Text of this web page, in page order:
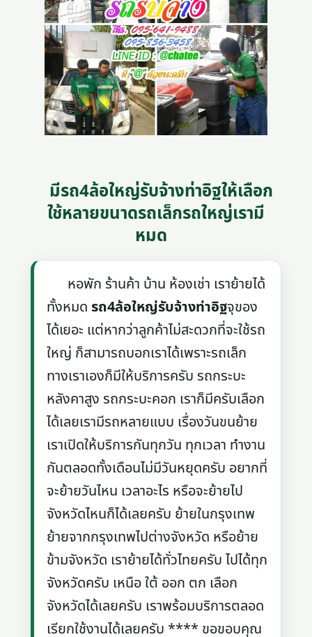
มีรถ4ล้อใหญ่รับจ้างท่าอิฐให้เลือก
ใช้หลายขนาดรถเล็กรถใหญ่เรามี
หมด
หอพัก ร้านค้า บ้าน ห้องเช่า เราย้ายได้
ทั้งหมดรถ4ล้อใหญ่รับจ้างท่าอิฐจุของ
ได้เยอะ แต่หากว่าลูกค้าไม่สะดวกที่จะใช้รถ
ใหญ่ ก็สามารถบอกเราได้เพราะรถเล็ก
ทางเราเองก็มีให้บริการครับ รถกระบะ
หลังคาสูง รถกระบะคอก เราก็มีครับเลือก
ได้เลยเรามีรถหลายแบบ เรื่องวันขนย้าย
เราเปิดให้บริการกันทุกวัน ทุกเวลา ทำงาน
กันตลอดทั้งเดือนไม่มีวันหยุดครับ อยากที่
จะย้ายวันไหน เวลาอะไร หรือจะย้ายไป
จังหวัดไหนก็ได้เลยครับ ย้ายในกรุงเทพ
ย้ายจากกรุงเทพไปต่างจังหวัด หรือย้าย
ข้ามจังหวัด เราย้ายได้ทั่วไทยครับ ไปได้ทุก
จังหวัดครับ เหนือ ใต้ ออก ตก เลือก
จังหวัดได้เลยครับ เราพร้อมบริการตลอด
เรียกใช้งานได้เลยครับ **** ขอขอบคุณ